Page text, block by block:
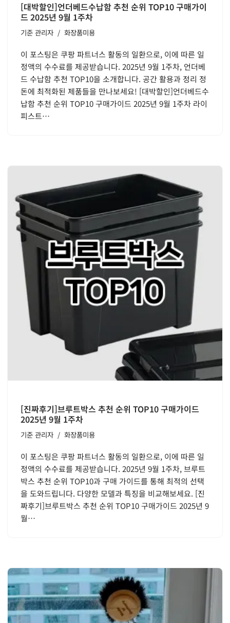
[대박할인]언더베드수납함 추천 순위 TOP10 구매가이
드 2025년 9월 1주차
기준 관리자 화장품미용
이 포스팅은 쿠팡 파트너스 활동의 일환으로, 이에 따른 일
정액의 수수료를 제공받습니다. 2025년 9월 1주차, 언더베
드 수납함 추천 TOP10을 소개합니다. 공간 활용과 정리 정
돈에 최적화된 제품들을 만나보세요! [대박할인]언더베드수
납함 추천 순위 TOP10 구매가이드 2025년 9월 1주차 라이
피스트…
[진짜후기]브루트박스 추천 순위 TOP10 구매가이드
2025년 9월 1주차
기준 관리자 화장품미용
이 포스팅은 쿠팡 파트너스 활동의 일환으로, 이에 따른 일
정액의 수수료를 제공받습니다. 2025년 9월 1주차, 브루트
박스 추천 순위 TOP10과 구매 가이드를 통해 최적의 선택
을 도와드립니다. 다양한 모델과 특징을 비교해보세요. [진
짜후기]브루트박스 추천 순위 TOP10 구매가이드 2025년 9
월…